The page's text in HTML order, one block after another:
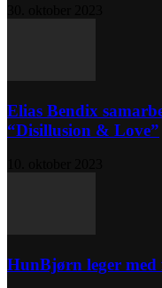
Elias Bendix
“Disillusion & Love”
HunBjørn leger